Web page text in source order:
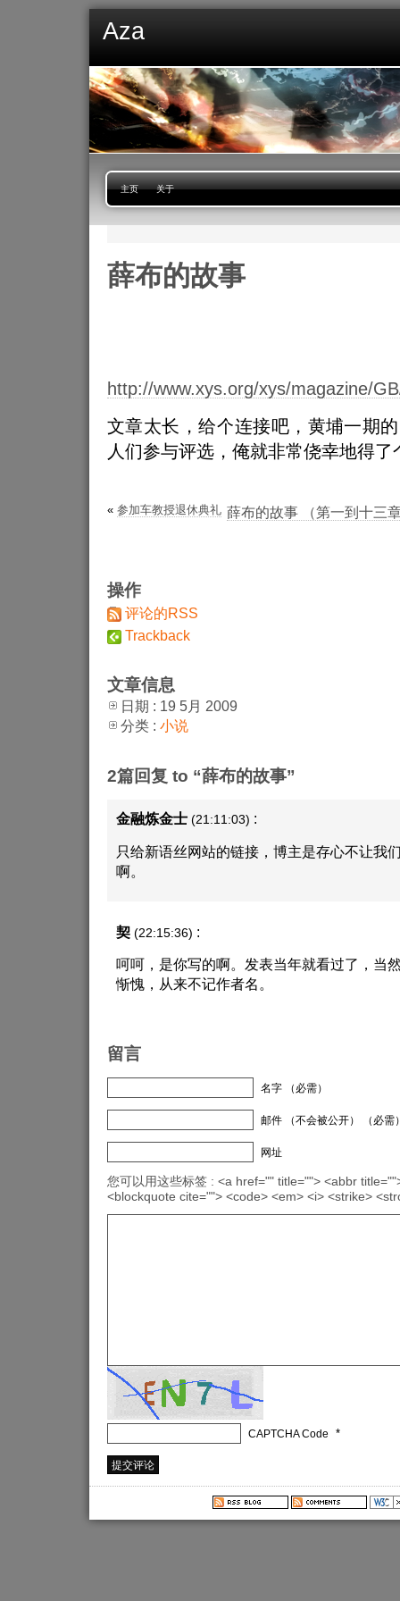
Aza
主页 关于
薛布的故事
http://www.xys.org/xys/magazine/
文章太长，给个连接吧，黄埔一期
人们参与评选，俺就非常侥幸地得了
« 参加车教授退休典礼 薛布的故事 （第一到十三
操作
评论的RSS
Trackback
文章信息
日期 : 19 5月 2009
分类 : 小说
2篇回复 to “薛布的故事”
金融炼金士 (21:11:03) :
只给新语丝网站的链接，博主是存心不让我
啊。
契 (22:15:36) :
呵呵，是你写的啊。发表当年就看过了，当
惭愧，从来不记作者名。
留言
名字 （必需）
邮件 （不会被公开） （必需
网址
您可以用这些标签 : <a href="" title=""> <abbr
<blockquote cite=""> <code> <em> <i> <strike>
CAPTCHA Code *